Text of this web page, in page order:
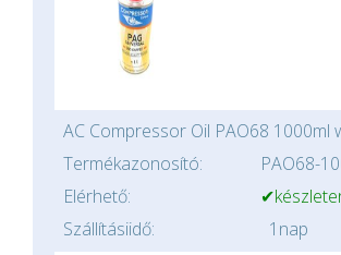
AC Compressor Oil PAO68 1000ml
Termékazonosító:
PAO68-
Elérhető:
Szállításiidő:
1nap